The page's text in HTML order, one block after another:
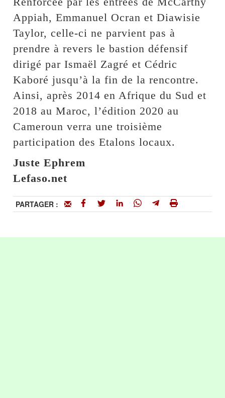
Appiah, Emmanuel Ocran et Diawisie
Taylor, celle-ci ne parvient pas à
prendre à revers le bastion défensif
dirigé par Ismaël Zagré et Cédric
Kaboré jusqu’à la fin de la rencontre.
Ainsi, après 2014 en Afrique du Sud et
2018 au Maroc, l’édition 2020 au
Cameroun verra une troisième
participation des Etalons locaux.
Juste Ephrem
Lefaso.net
PARTAGER :